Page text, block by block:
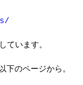
います。
のページから。